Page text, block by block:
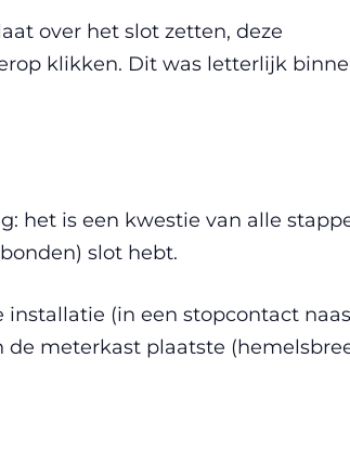
over het slot zetten, deze
klikken. Dit was letterlijk
het is een kwestie van alle
slot hebt.
(in een stopcontact
de meterkast plaatste